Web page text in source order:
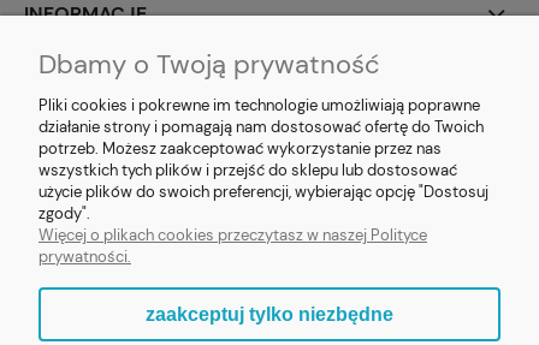
INFORMACJE
SOCIAL MEDIA
E-prezent.org|sprzedaz@e-prezent.org.pl| Tel.:511546060| NIP:
1133029322 | REGON: 388212193 | Skaryszewska 12, 03-802 Warszawa
© 2021 Księgarnia PREZENT
pokaż pełną wersję strony
Dbamy o Twoją prywatność
Pliki cookies i pokrewne im technologie umożliwiają poprawne
działanie strony i pomagają nam dostosować ofertę do Twoich
potrzeb. Możesz zaakceptować wykorzystanie przez nas
wszystkich tych plików i przejść do sklepu lub dostosować
użycie plików do swoich preferencji, wybierając opcję "Dostosuj
zgody".
Więcej o plikach cookies przeczytasz w naszej Polityce
prywatności.
zaakceptuj tylko niezbędne